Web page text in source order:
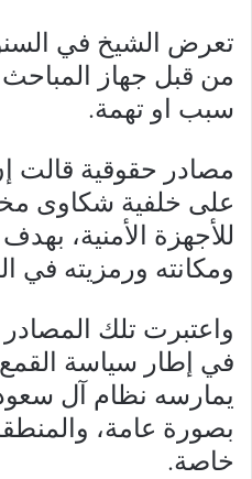
تعرض الشيخ في
من قبل جهاز
سبب او تهمة.
مصادر حقوقية قالت
على خلفية شكاوى
للأجهزة الأمنية،
ومكانته ورمزيته في
واعتبرت تلك
في إطار سياسة
يمارسه نظام آل سعود
بصورة عامة،
خاصة.